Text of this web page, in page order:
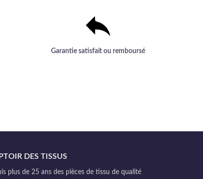
Garantie satisfait ou remboursé
DES TISSUS
plus de 25 ans des pièces de tissu de qualité